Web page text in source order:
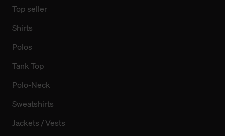
Top seller
Shirts
Polos
Tank Top
Polo-Neck
Sweatshirts
Jackets / Vests